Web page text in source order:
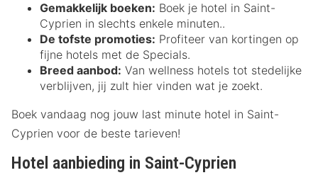
Gemakkelijk boeken: Boek je hotel in Saint-
Cyprien in slechts enkele minuten..
De tofste promoties: Profiteer van kortingen op
fijne hotels met de Specials.
Breed aanbod: Van wellness hotels tot stedelijke
verblijven, jij zult hier vinden wat je zoekt.
Boek vandaag nog jouw last minute hotel in Saint-
Cyprien voor de beste tarieven!
Hotel aanbieding in Saint-Cyprien